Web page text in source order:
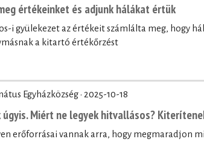
értékeinket és adjunk hálákat értük
i gyülekezet az értékeit számlálta meg, hogy
a kitartó értékőrzést
Egyházközség · 2025-10-18
Miért ne legyek hitvallásos?
erőforrásai vannak arra, hogy megmaradjon